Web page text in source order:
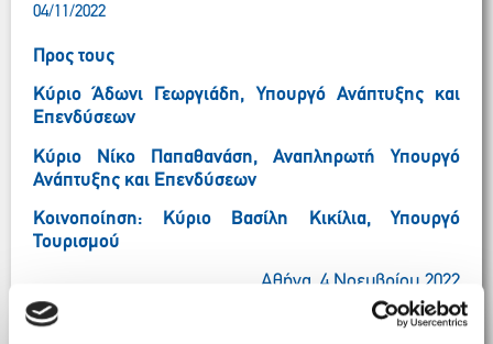
04/11/2022
Προς τους
Κύριο Άδωνι Γεωργιάδη, Υπουργό Ανάπτυξης και
Επενδύσεων
Κύριο Νίκο Παπαθανάση, Αναπληρωτή Υπουργό
Ανάπτυξης και Επενδύσεων
Κοινοποίηση: Κύριο Βασίλη Κικίλια, Υπουργό
Τουρισμού
Αθήνα, 4 Νοεμβρίου 2022